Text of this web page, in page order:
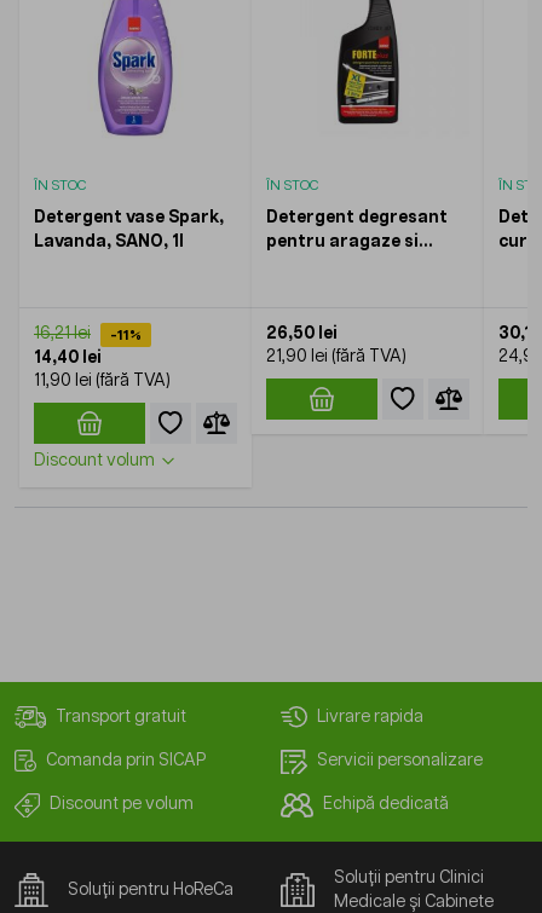
ÎN STOC
Detergent vase Spark,
Lavanda, SANO, 1l
16,21 lei -11%
14,40 lei
11,90 lei
Discount volum
ÎN STOC
Detergent degresant
pentru aragaze si
26,50 lei
21,90 lei
ÎN
Transport gratuit Livrare rapida
Comanda prin SICAP Servicii personalizare
Discount pe volum Echipă dedicată
Soluții pentru HoReCa
Soluții pentru Clinici
Medicale și Cabinete